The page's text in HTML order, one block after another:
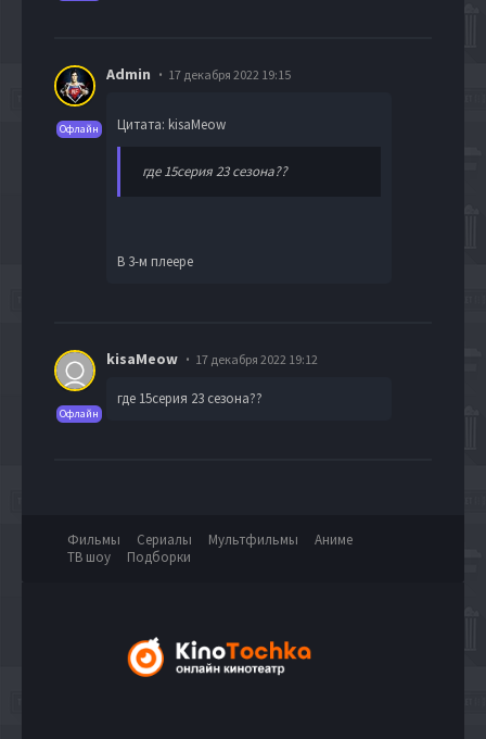
Офлайн
Admin 17 декабря 2022 19:15
Цитата: kisaMeow
где 15серия 23 сезона??
В 3-м плеере
Офлайн
kisaMeow 17 декабря 2022 19:12
где 15серия 23 сезона??
Фильмы Сериалы Мультфильмы
Аниме
ТВ шоу
Подборки